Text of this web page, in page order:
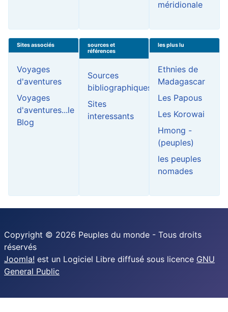
méridionale
Sites associés
Voyages
d'aventures
Voyages
d'aventures...le
Blog
sources et
références
Sources
bibliographiques
Sites
interessants
les plus lu
Ethnies de
Madagascar
Les Papous
Les Korowai
Hmong -
(peuples)
les peuples
nomades
Copyright © 2026 Peuples du monde - Tous droits
réservés
Joomla! est un Logiciel Libre diffusé sous licence GNU
General Public